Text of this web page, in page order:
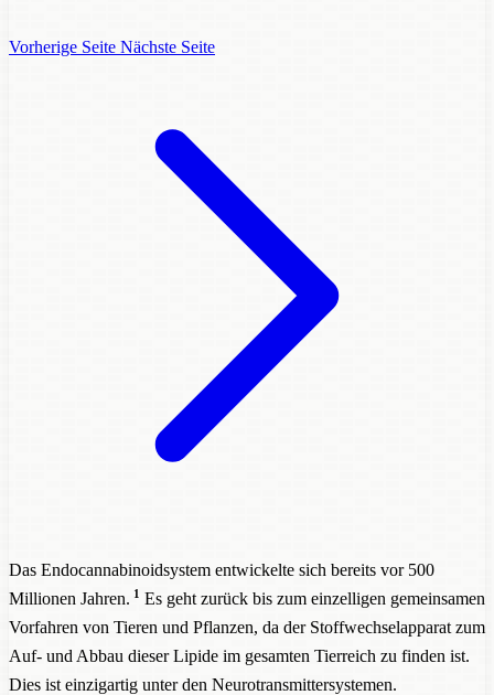
Vorherige Seite Nächste Seite
Das Endocannabinoidsystem entwickelte sich bereits vor 500
Millionen Jahren. 1 Es geht zurück bis zum einzelligen gemeinsamen
Vorfahren von Tieren und Pflanzen, da der Stoffwechselapparat zum
Auf- und Abbau dieser Lipide im gesamten Tierreich zu finden ist.
Dies ist einzigartig unter den Neurotransmittersystemen.